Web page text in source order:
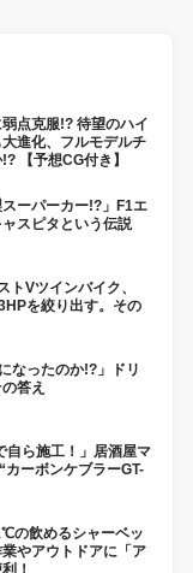
点克服!? 待望のハイ
進化、フルモデルチ
【予想CG付き】
スーパーカー!?」F1エ
スピタという伝説
トVツインバイク、
を絞り出す。その
なったのか!?」ドリ
答え
自ら施工！」居酒屋マ
ーボンケブラーGT-
の飲めるシャーベッ
やアウトドアに「ア
！